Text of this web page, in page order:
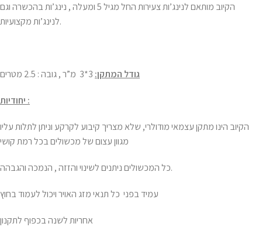
הקיוב מותאם לנינג’ות צעירות החל מגיל 5 ומעלה , נינג’ות בהכשרה וגם
לנינג’ות מקצועיות.
גודל המתקן:
יחודיות :
הקיוב הינו מתקן עצמאי מודולרי, שלא מצריך קיבוע לקרקע וניתן לתלות עליו
מגוון עצום של מכשולים בכל רמת קושי
כל המכשולים ניתנים לשינוי והזזה , הנמכה והגבהה.
עמיד בפני כל תנאי מזג האויר ויכול לעמוד בחוץ
אחריות לשנה בכפוף לתקנון